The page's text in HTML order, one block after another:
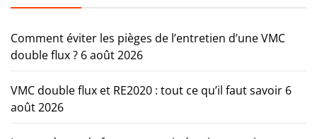
Comment éviter les pièges de l’entretien d’une VMC
double flux ? 6 août 2026
VMC double flux et RE2020 : tout ce qu’il faut savoir 6
août 2026